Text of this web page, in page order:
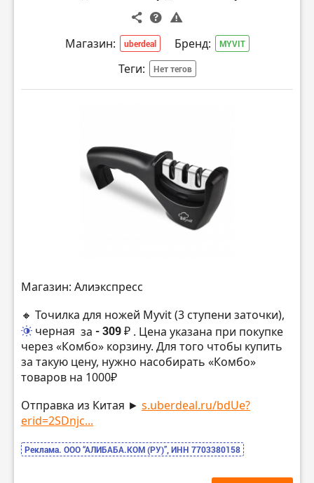
Магазин: uberdeal Бренд: MYVIT
Теги: Нет тегов
Магазин: Алиэкспресс
🔸 Точилка для ножей Myvit (3 ступени заточки),
черная за - 309 ₽ . Цена указана при покупке
через «Комбо» корзину. Для того чтобы купить
за такую цену, нужно насобирать «Комбо»
товаров на 1000₽
Отправка из Китая ► s.uberdeal.ru/bdUe?
erid=2SDnjc...
Реклама. ООО “АЛИБАБА.КОМ (РУ)”, ИНН 7703380158